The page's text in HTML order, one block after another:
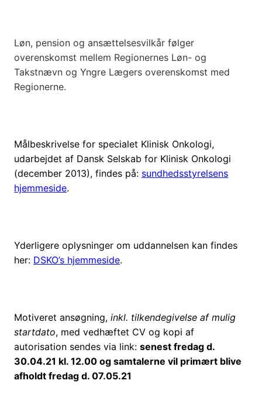
Løn, pension og ansættelsesvilkår følger
overenskomst mellem Regionernes Løn- og
Takstnævn og Yngre Lægers overenskomst med
Regionerne.
Målbeskrivelse for specialet Klinisk Onkologi,
udarbejdet af Dansk Selskab for Klinisk Onkologi
(december 2013), findes på: sundhedsstyrelsens
hjemmeside.
Yderligere oplysninger om uddannelsen kan findes
her: DSKO’s hjemmeside.
Motiveret ansøgning, inkl. tilkendegivelse af mulig
startdato, med vedhæftet CV og kopi af
autorisation sendes via link: senest fredag d.
30.04.21 kl. 12.00 og samtalerne vil primært blive
afholdt fredag d. 07.05.21